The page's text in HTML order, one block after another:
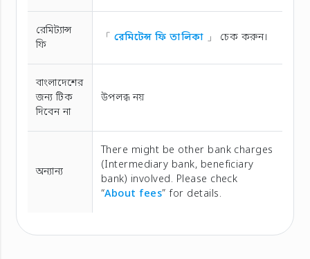
রেমিট্যান্স
ফি
「 রেমিটেন্স ফি তালিকা 」 চেক করুন।
বাংলাদেশের
জন্য টিক
দিবেন না
উপলব্ধ নয়
অন্যান্য
There might be other bank charges
(Intermediary bank, beneficiary
bank) involved. Please check
“About fees” for details.